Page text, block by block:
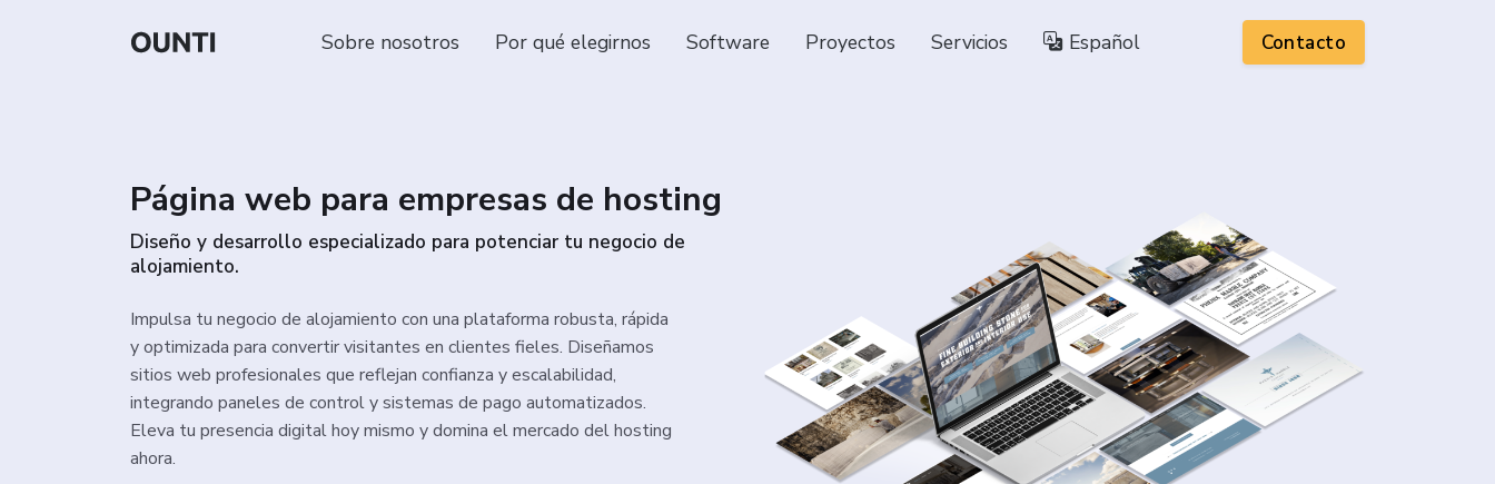
Sobre nosotros Por qué elegirnos Software Proyectos Servicios Español Contacto
Página web para empresas de hosting
Diseño y desarrollo especializado para potenciar tu negocio de
alojamiento.
Impulsa tu negocio de alojamiento con una plataforma robusta, rápida
y optimizada para convertir visitantes en clientes fieles. Diseñamos
sitios web profesionales que reflejan confianza y escalabilidad,
integrando paneles de control y sistemas de pago automatizados.
Eleva tu presencia digital hoy mismo y domina el mercado del hosting
ahora.